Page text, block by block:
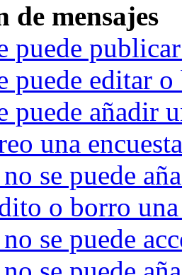
de mensajes
puede
puede editar
puede añadir
una
se puede
o borro una
se puede